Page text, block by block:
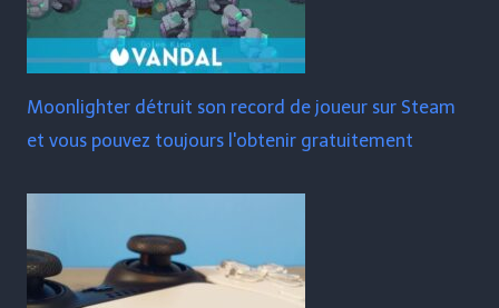
Moonlighter détruit son record de joueur sur Steam
et vous pouvez toujours l'obtenir gratuitement